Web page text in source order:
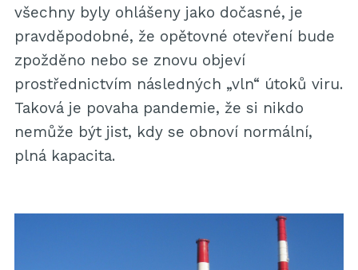
všechny byly ohlášeny jako dočasné, je
pravděpodobné, že opětovné otevření bude
zpožděno nebo se znovu objeví
prostřednictvím následných „vln“ útoků viru.
Taková je povaha pandemie, že si nikdo
nemůže být jist, kdy se obnoví normální,
plná kapacita.